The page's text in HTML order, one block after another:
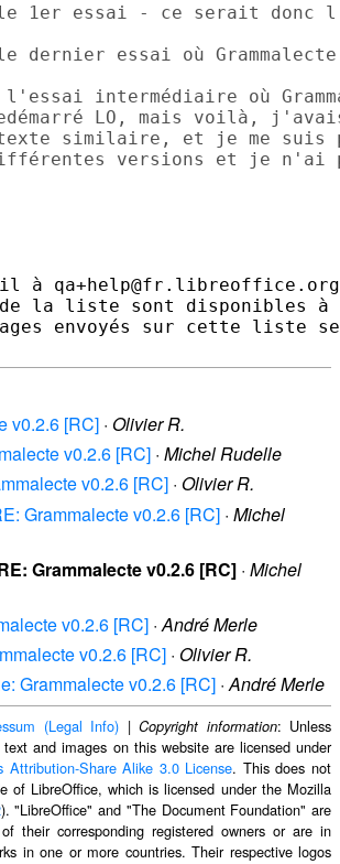
le 1er essai - ce serait
dernier essai où
l'essai intermédiaire où
LO, mais voilà,
texte similaire, et je me suis
versions et je n'ai
à
de la liste sont disponibles à
envoyés sur cette liste
v0.2.6 [RC] · Olivier R.
v0.2.6 [RC] · Michel Rudelle
v0.2.6 [RC] · Olivier R.
Grammalecte v0.2.6 [RC] · Michel
Grammalecte v0.2.6 [RC] · Michel
v0.2.6 [RC] ·André Merle
v0.2.6 [RC] · Olivier R.
Grammalecte v0.2.6 [RC] ·André Merle
(Legal Info) |Copyright information: Unless
and images on this website are licensed under
Attribution-Share Alike 3.0 License. This does not
of LibreOffice, which is licensed under the Mozilla
). "LibreOffice" and "The Document Foundation" are
their corresponding registered owners or are in
in one or more countries. Their respective logos